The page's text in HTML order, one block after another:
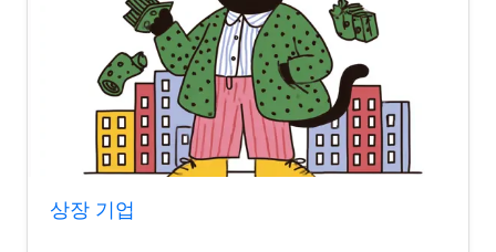
상장 기업